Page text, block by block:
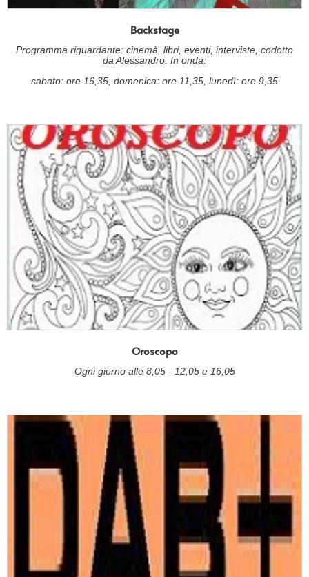
Backstage
Programma riguardante: cinemà, libri, eventi, interviste, codotto
da Alessandro. In onda:
sabato: ore 16,35, domenica: ore 11,35, lunedì: ore 9,35
Oroscopo
Ogni giorno alle 8,05 - 12,05 e 16,05